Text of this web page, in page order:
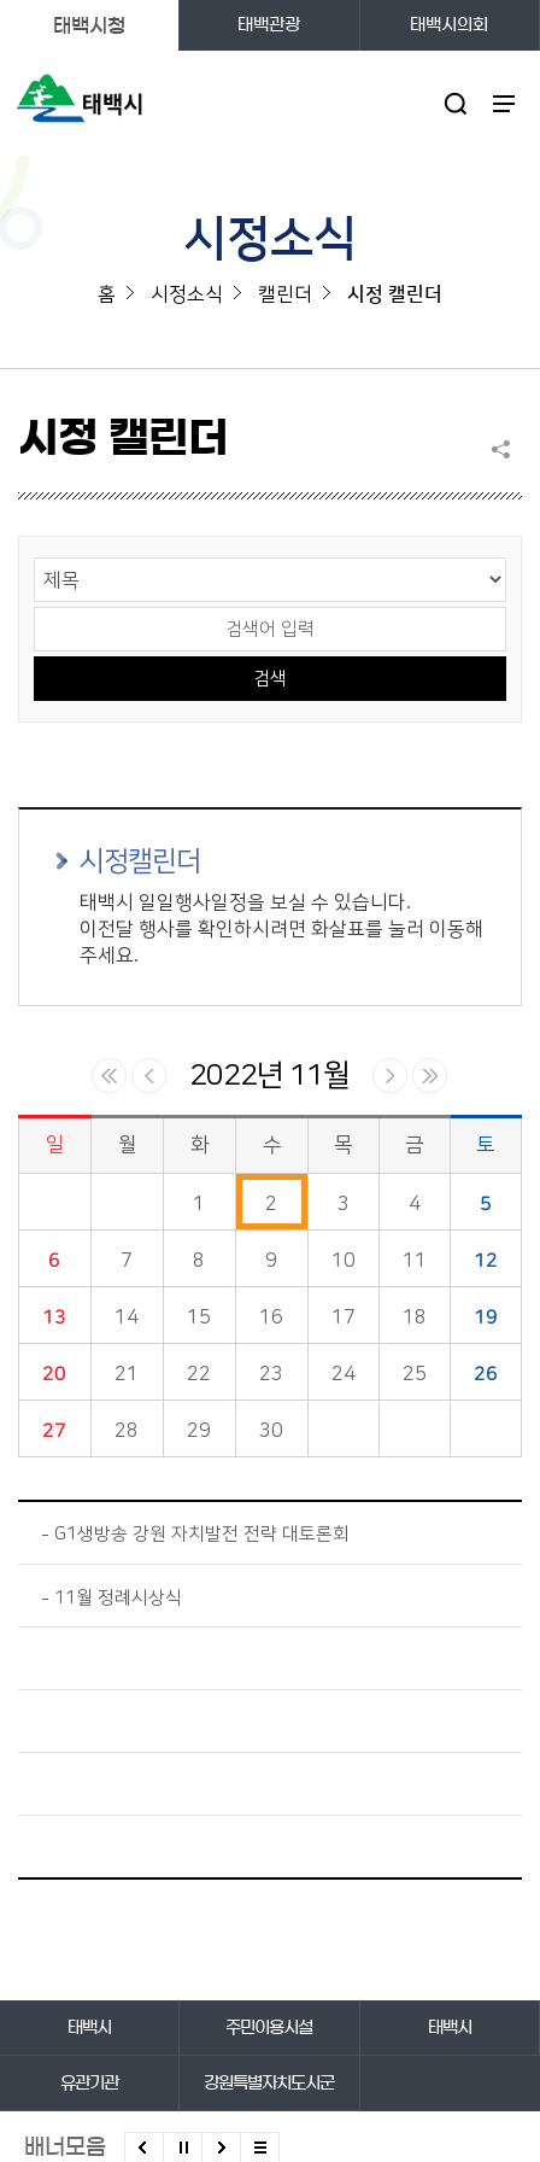
태백시청 태백관광 태백시의회
시정소식
홈 시정소식 캘린더 시정 캘린더
시정 캘린더
시정캘린더
태백시 일일행사일정을 보실 수 있습니다.
이전달 행사를 확인하시려면 화살표를 눌러 이동해
주세요.
2022년 11월
시정소식>시정 캘린더 게시판의 (2022년 11월) 달력형태로 일정명, 일정내용을 제공합니다.
일 월 화 수 목 금 토
1 2 3 4 5
6 7 8 9 10 11 12
13 14 15 16 17 18 19
20 21 22 23 24 25 26
27 28 29 30
G1생방송 강원 자치발전 전략 대토론회
11월 정례시상식
태백시 주민이용시설 태백시
유관기관 강원특별자치도시군
배너모음